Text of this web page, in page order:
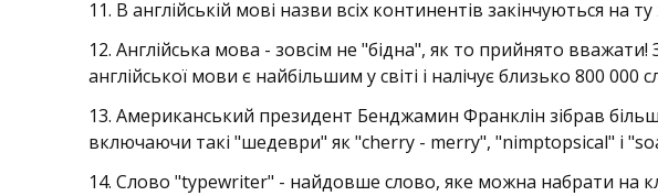
11. В англійській мові назви всіх континентів закінчуються на
12. Англійська мова - зовсім не "бідна", як то прийнято
англійської мови є найбільшим у світі і налічує близько 800 000
13. Американський президент Бенджамин Франклін зібрав
включаючи такі "шедеври" як "cherry - merry", "nimptopsical" і
14. Слово "typewriter" - найдовше слово, яке можна набрати на